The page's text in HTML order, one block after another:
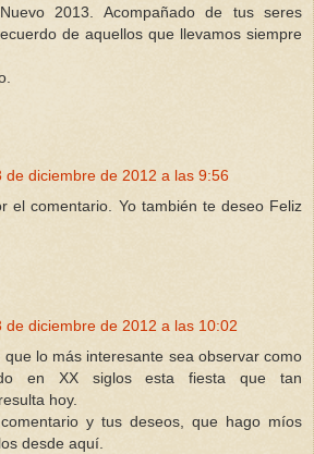
2013. Acompañado de tus seres
de aquellos que llevamos siempre
de diciembre de 2012 a las 9:56
el comentario. Yo también te deseo Feliz
de diciembre de 2012 a las 10:02
que lo más interesante sea observar como
en XX siglos esta fiesta que tan
hoy.
y tus deseos, que hago míos
desde aquí.